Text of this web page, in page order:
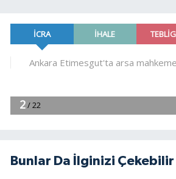
Bunlar Da İlginizi Çekebilir